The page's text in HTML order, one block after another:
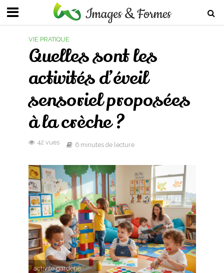
VIE PRATIQUE
Quelles sont les
activités d’éveil
sensoriel proposées
à la crèche ?
42 vues 6 minutes de lecture
activité garderie